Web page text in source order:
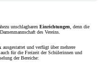
unschlagbaren Einrichtungen, denn die
des Vereins.
ausgestattet und verfügt über mehrere
für die Freizeit der Schülerinnen und
der Bereiche: